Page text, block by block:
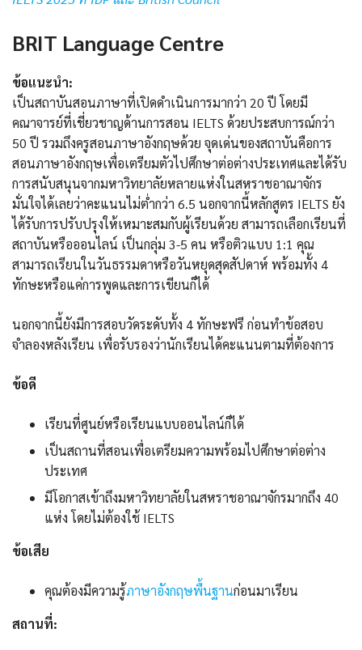
BRIT Language Centre
ข้อแนะนำ:
เป็นสถาบันสอนภาษาที่เปิดดำเนินการมากว่า 20 ปี โดยมี
คณาจารย์ที่เชี่ยวชาญด้านการสอน IELTS ด้วยประสบการณ์กว่า
50 ปี รวมถึงครูสอนภาษาอังกฤษด้วย จุดเด่นของสถาบันคือการ
สอนภาษาอังกฤษเพื่อเตรียมตัวไปศึกษาต่อต่างประเทศและได้รับ
การสนับสนุนจากมหาวิทยาลัยหลายแห่งในสหราชอาณาจักร
มั่นใจได้เลยว่าคะแนนไม่ต่ำกว่า 6.5 นอกจากนี้หลักสูตร IELTS ยัง
ได้รับการปรับปรุงให้เหมาะสมกับผู้เรียนด้วย สามารถเลือกเรียนที่
สถาบันหรือออนไลน์ เป็นกลุ่ม 3-5 คน หรือติวแบบ 1:1 คุณ
สามารถเรียนในวันธรรมดาหรือวันหยุดสุดสัปดาห์ พร้อมทั้ง 4
ทักษะหรือแค่การพูดและการเขียนก็ได้
นอกจากนี้ยังมีการสอบวัดระดับทั้ง 4 ทักษะฟรี ก่อนทำข้อสอบ
จำลองหลังเรียน เพื่อรับรองว่านักเรียนได้คะแนนตามที่ต้องการ
ข้อดี
เรียนที่ศูนย์หรือเรียนแบบออนไลน์ก็ได้
เป็นสถานที่สอนเพื่อเตรียมความพร้อมไปศึกษาต่อต่าง
ประเทศ
มีโอกาสเข้าถึงมหาวิทยาลัยในสหราชอาณาจักรมากถึง 40
แห่ง โดยไม่ต้องใช้ IELTS
ข้อเสีย
คุณต้องมีความรู้ภาษาอังกฤษพื้นฐานก่อนมาเรียน
สถานที่: